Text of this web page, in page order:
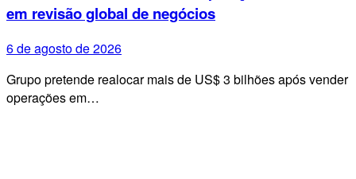
em revisão global de negócios
6 de agosto de 2026
Grupo pretende realocar mais de US$ 3 bilhões após vender
operações em…